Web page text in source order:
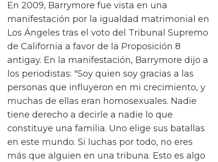
En 2009, Barrymore fue vista en una
manifestación por la igualdad matrimonial en
Los Ángeles tras el voto del Tribunal Supremo
de California a favor de la Proposición 8
antigay. En la manifestación, Barrymore dijo a
los periodistas: "Soy quien soy gracias a las
personas que influyeron en mi crecimiento, y
muchas de ellas eran homosexuales. Nadie
tiene derecho a decirle a nadie lo que
constituye una familia. Uno elige sus batallas
en este mundo. Si luchas por todo, no eres
más que alguien en una tribuna. Esto es algo